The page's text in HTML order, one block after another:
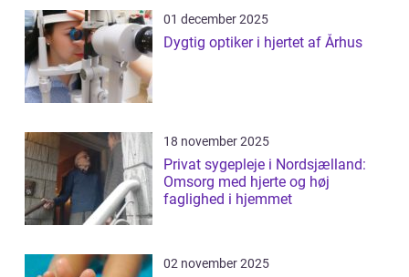
01 december 2025
Dygtig optiker i hjertet af Århus
18 november 2025
Privat sygepleje i Nordsjælland:
Omsorg med hjerte og høj
faglighed i hjemmet
02 november 2025